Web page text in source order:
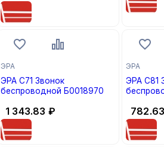
ЭРА
ЭРА С71 Звонок
беспроводной Б0018970
1 343.83 ₽
ЭРА
ЭРА С81